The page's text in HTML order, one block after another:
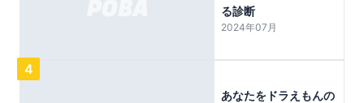
る診断
2024年07月
4
あなたをドラえもんの